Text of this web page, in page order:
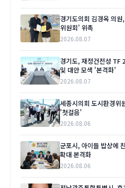
경기도의회 김경옥 의원
위원회’ 위촉
2026.08.07
경기도, 재정건전성 TF
및 대안 모색 '본격화'
2026.08.07
세종시의회 도시환경위
'첫걸음'
2026.08.06
군포시, 아이들 밥상에
확대 본격화
2026.08.06